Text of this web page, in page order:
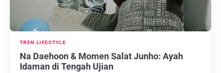
TREN LIFESTYLE
Na Daehoon & Momen Salat Junho: Ayah
Idaman di Tengah Ujian